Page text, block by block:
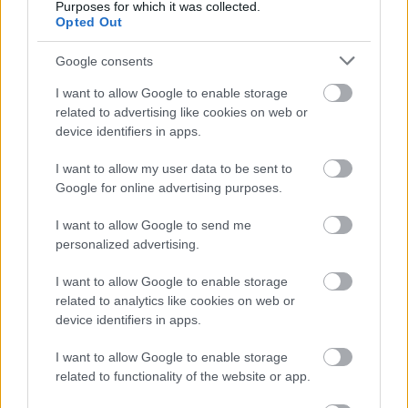
Purposes for which it was collected.
Opted Out
Google consents
I want to allow Google to enable storage
related to advertising like cookies on web or
device identifiers in apps.
I want to allow my user data to be sent to
Google for online advertising purposes.
I want to allow Google to send me
personalized advertising.
I want to allow Google to enable storage
related to analytics like cookies on web or
device identifiers in apps.
I want to allow Google to enable storage
related to functionality of the website or app.
Hírlevél feliratkozás
Adja meg keresztnevét:
Adja
meg e-mail címét:
Nem szeretne lemaradni semmiről? Csak egy kattintás, és hírlevelünk a
legfrissebb információkkal és exkluzív tartalmakkal hétről hétre
A SZOL24 legfrissebb 24 cikke
Problémák egész Jász-Nagykun-Szolnok megyében: egyre